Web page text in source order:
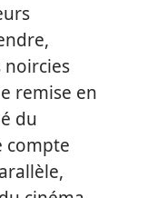
noircies
remise en
du
compte